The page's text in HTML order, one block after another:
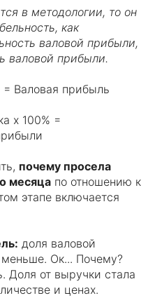
в методологии, то он
как
валовой прибыли,
валовой прибыли.
Валовая прибыль
х 100% =
почему просела
месяца по отношению к
этапе включается
доля валовой
Ок... Почему?
Доля от выручки стала
и ценах.